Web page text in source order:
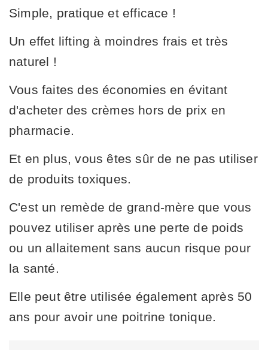
Simple, pratique et efficace !
Un effet lifting à moindres frais et très
naturel !
Vous faites des économies en évitant
d'acheter des crèmes hors de prix en
pharmacie.
Et en plus, vous êtes sûr de ne pas utiliser
de produits toxiques.
C'est un remède de grand-mère que vous
pouvez utiliser après une perte de poids
ou un allaitement sans aucun risque pour
la santé.
Elle peut être utilisée également après 50
ans pour avoir une poitrine tonique.